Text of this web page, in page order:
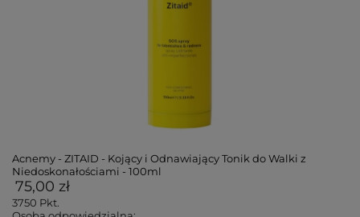
Acnemy - ZITAID - Kojący i Odnawiający Tonik do Walki z
Niedoskonałościami - 100ml
75,00 zł
3750 Pkt.